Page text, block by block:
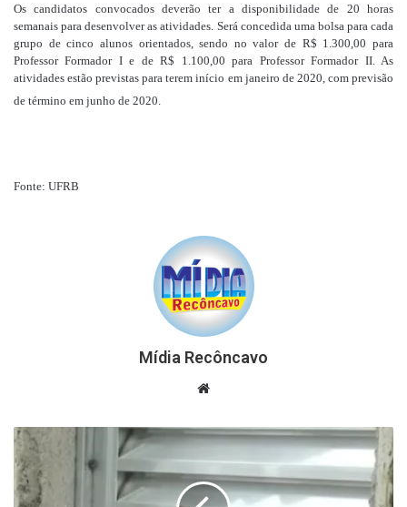
Os candidatos convocados deverão ter a disponibilidade de 20 horas
semanais para desenvolver as atividades. Será concedida uma bolsa para cada
grupo de cinco alunos orientados, sendo no valor de R$ 1.300,00 para
Professor Formador I e de R$ 1.100,00 para Professor Formador II. As
atividades estão previstas para terem início em janeiro de 2020, com previsão
de término em junho de 2020.
Fonte: UFRB
Mídia Recôncavo
Website